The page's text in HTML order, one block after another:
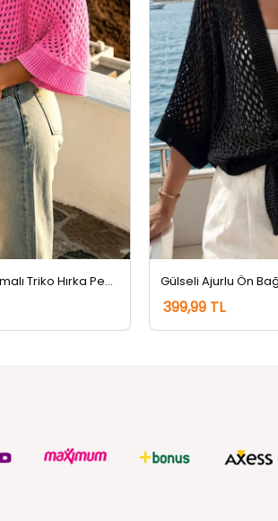
399,99 TL